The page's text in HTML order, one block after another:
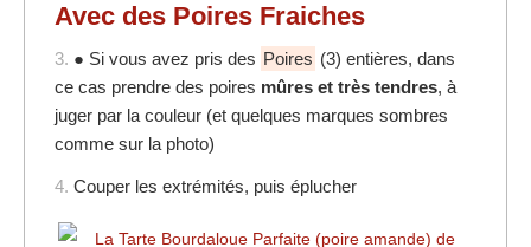
Avec des Poires Fraiches
3. ● Si vous avez pris des Poires (3) entières, dans
ce cas prendre des poires mûres et très tendres, à
juger par la couleur (et quelques marques sombres
comme sur la photo)
4. Couper les extrémités, puis éplucher